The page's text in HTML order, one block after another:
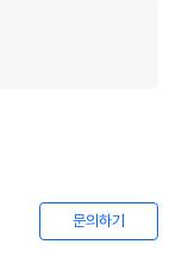
문의하기